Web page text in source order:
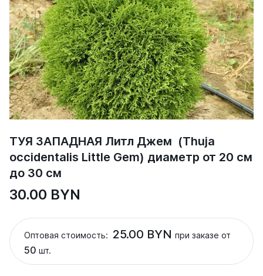
ТУЯ ЗАПАДНАЯ Литл Джем (Thuja
occidentalis Little Gem) диаметр от 20 см
до 30 см
30.00 BYN
Оптовая стоимость: 25.00 BYN при заказе от
50 шт.